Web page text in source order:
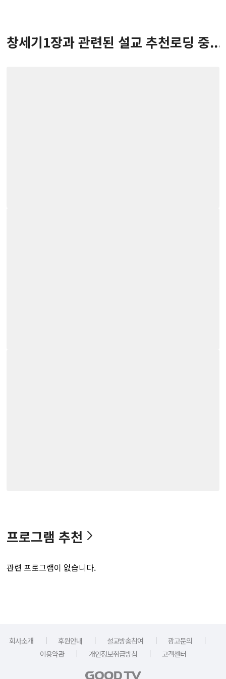
창세기1장과 관련된 설교 추천로딩 중...
프로그램 추천
관련 프로그램이 없습니다.
회사소개 ｜ 후원안내 ｜ 설교방송참여 ｜ 광고문의
｜
이용약관
｜ 개인정보취급방침 ｜ 고객센터